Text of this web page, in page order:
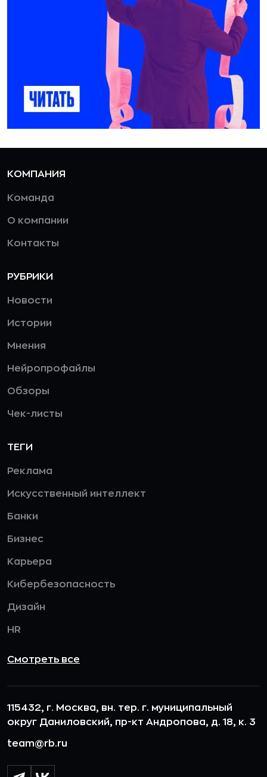
КОМПАНИЯ
Команда
О компании
Контакты
РУБРИКИ
Новости
Истории
Мнения
Нейропрофайлы
Обзоры
Чек-листы
ТЕГИ
Реклама
Искусственный интеллект
Банки
Бизнес
Карьера
Кибербезопасность
Дизайн
HR
Смотреть все
115432, г. Москва, вн. тер. г. муниципальный
округ Даниловский, пр-кт Андропова, д. 18, к. 3
team@rb.ru